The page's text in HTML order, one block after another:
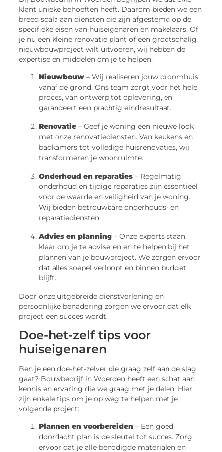
klant unieke behoeften heeft. Daarom bieden we een
breed scala aan diensten die zijn afgestemd op de
specifieke eisen van huiseigenaren en makelaars. Of
je nu een kleine renovatie plant of een grootschalig
nieuwbouwproject wilt uitvoeren, wij hebben de
expertise en middelen om je te helpen.
Nieuwbouw – Wij realiseren jouw droomhuis
vanaf de grond. Ons team zorgt voor het hele
proces, van ontwerp tot oplevering, en
garandeert een prachtig eindresultaat.
Renovatie – Geef je woning een nieuwe look
met onze renovatiediensten. Van keukens en
badkamers tot volledige huisrenovaties, wij
transformeren je woonruimte.
Onderhoud en reparaties – Regelmatig
onderhoud en tijdige reparaties zijn essentieel
voor de waarde en veiligheid van je woning.
Wij bieden betrouwbare onderhouds- en
reparatiediensten.
Advies en planning – Onze experts staan
klaar om je te adviseren en te helpen bij het
plannen van je bouwproject. We zorgen ervoor
dat alles soepel verloopt en binnen budget
blijft.
Door onze uitgebreide dienstverlening en
persoonlijke benadering zorgen we ervoor dat elk
project een succes wordt.
Doe-het-zelf tips voor
huiseigenaren
Ben je een doe-het-zelver die graag zelf aan de slag
gaat? Bouwbedrijf in Woerden heeft een schat aan
kennis en ervaring die we graag met je delen. Hier
zijn enkele tips om je op weg te helpen met je
volgende project:
Plannen en voorbereiden – Een goed
doordacht plan is de sleutel tot succes. Zorg
ervoor dat je alle benodigde materialen en